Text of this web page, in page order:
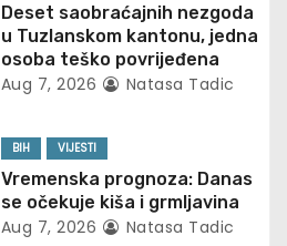
Deset saobraćajnih nezgoda
u Tuzlanskom kantonu, jedna
osoba teško povrijeđena
Aug 7, 2026 Natasa Tadic
BIH VIJESTI
Vremenska prognoza: Danas
se očekuje kiša i grmljavina
Aug 7, 2026 Natasa Tadic